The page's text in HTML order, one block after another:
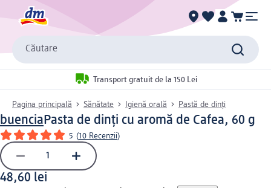
Căutare
Transport gratuit de la 150 Lei
Pagina principală Sănătate Igienă orală Pastă de dinți
buenciaPasta de dinți cu aromă de Cafea, 60 g
5 (10 Recenzii)
48,60 lei